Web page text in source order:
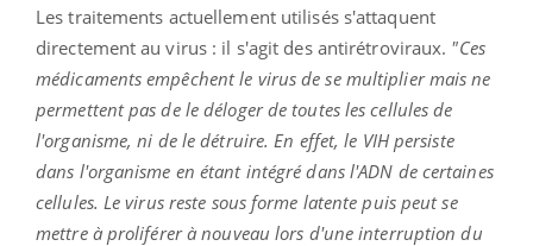
Les traitements actuellement utilisés s'attaquent
directement au virus : il s'agit des antirétroviraux. "Ces
médicaments empêchent le virus de se multiplier mais ne
permettent pas de le déloger de toutes les cellules de
l'organisme, ni de le détruire. En effet, le VIH persiste
dans l'organisme en étant intégré dans l'ADN de certaines
cellules. Le virus reste sous forme latente puis peut se
mettre à proliférer à nouveau lors d'une interruption du